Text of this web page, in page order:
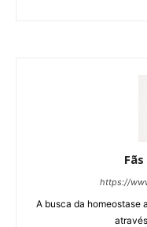
https://
A busca da homeostase